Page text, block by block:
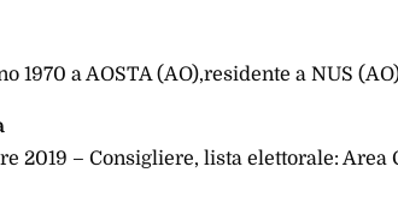
1970 a AOSTA (AO),residente a NUS
2019 – Consigliere, lista elettorale: